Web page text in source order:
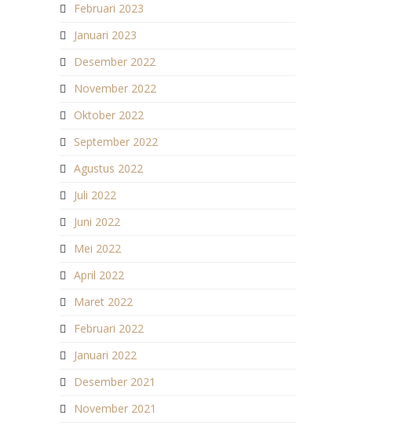
Februari 2023
Januari 2023
Desember 2022
November 2022
Oktober 2022
September 2022
Agustus 2022
Juli 2022
Juni 2022
Mei 2022
April 2022
Maret 2022
Februari 2022
Januari 2022
Desember 2021
November 2021